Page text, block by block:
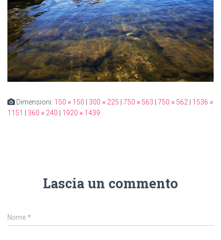
Dimensioni: 150 × 150 300 × 225 750 × 563 750 × 562
1536 ×
1151
360 × 240 1920 × 1439
Lascia un commento
Nome *